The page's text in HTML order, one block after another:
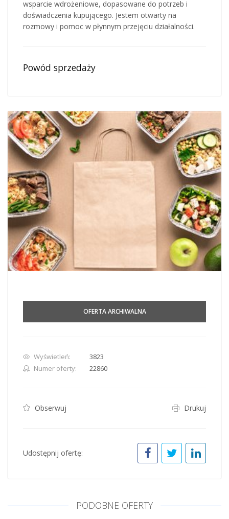
wsparcie wdrożeniowe, dopasowane do potrzeb i
doświadczenia kupującego. Jestem otwarty na
rozmowy i pomoc w płynnym przejęciu działalności.
Powód sprzedaży
OFERTA ARCHIWALNA
Wyświetleń:
3823
Numer oferty:
22860
Obserwuj Drukuj
Udostępnij ofertę:
PODOBNE OFERTY